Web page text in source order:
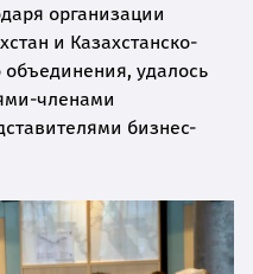
организации
и Казахстанско-
объединения, удалось
членами
бизнес-